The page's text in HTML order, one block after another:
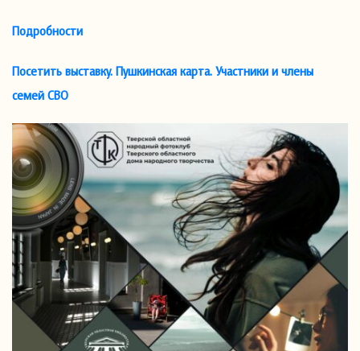
Подробности
Посетить выставку. Пушкинская карта. Участники и члены
семей СВО